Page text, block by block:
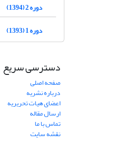
دوره 2 (1394)
دوره 1 (1393)
دسترسی سریع
صفحه اصلی
درباره نشریه
اعضای هیات تحریریه
ارسال مقاله
تماس با ما
نقشه سایت